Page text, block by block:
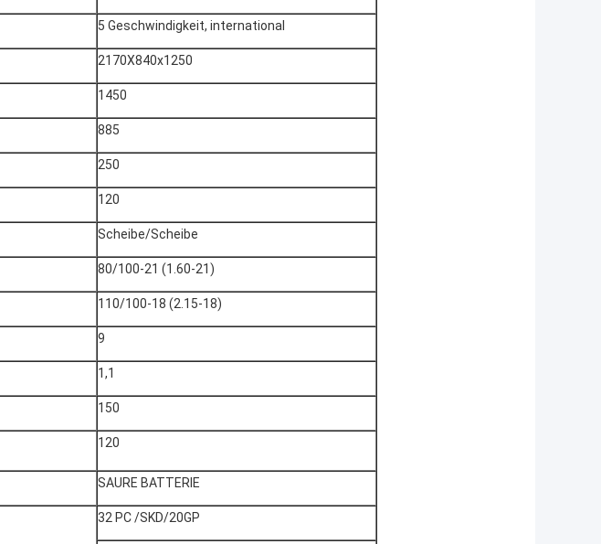
5 Geschwindigkeit, international
2170X840x1250
1450
885
250
120
Scheibe/Scheibe
80/100-21 (1.60-21)
110/100-18 (2.15-18)
9
1,1
150
120
SAURE BATTERIE
32 PC /SKD/20GP